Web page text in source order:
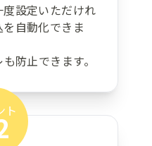
設定いただけれ
自動化できま
防止できます。
ト